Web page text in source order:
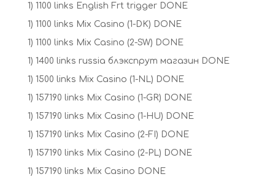
1) 1100 links English Frt trigger DONE
1) 1100 links Mix Casino (1-DK) DONE
1) 1100 links Mix Casino (2-SW) DONE
1) 1400 links russia блэкспрут магазин DONE
1) 1500 links Mix Casino (1-NL) DONE
1) 157190 links Mix Casino (1-GR) DONE
1) 157190 links Mix Casino (1-HU) DONE
1) 157190 links Mix Casino (2-FI) DONE
1) 157190 links Mix Casino (2-PL) DONE
1) 157190 links Mix Casino DONE